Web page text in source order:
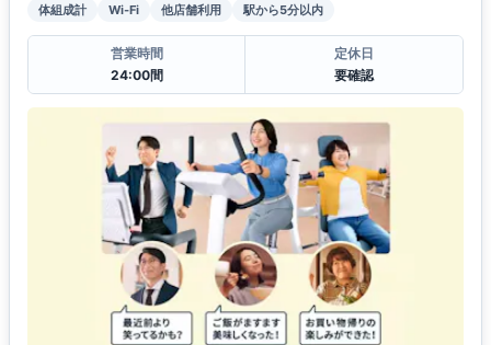
体組成計 Wi-Fi 他店舗利用 駅から5分以内
営業時間
24:00間
定休日
要確認